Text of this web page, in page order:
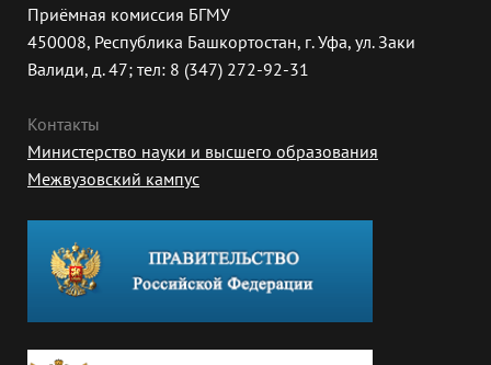
Приёмная комиссия БГМУ
450008, Республика Башкортостан, г. Уфа, ул. Заки
Валиди, д. 47; тел: 8 (347) 272-92-31
Контакты
Министерство науки и высшего образования
Межвузовский кампус